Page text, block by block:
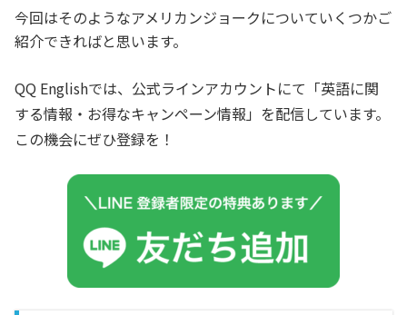
今回はそのようなアメリカンジョークについていくつかご
紹介できればと思います。
QQ Englishでは、公式ラインアカウントにて「英語に関
する情報・お得なキャンペーン情報」を配信しています。
この機会にぜひ登録を！